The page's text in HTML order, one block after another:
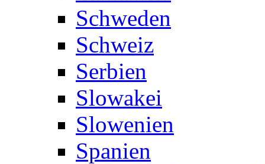
Schweden
Schweiz
Serbien
Slowakei
Slowenien
Spanien